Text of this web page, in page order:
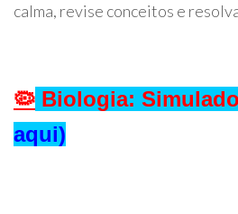
calma, revise conceitos e
🦠 Biologia:
aqui)